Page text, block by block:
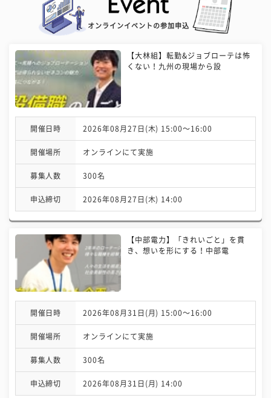
オンラインイベントの参加申込
【大林組】転勤&ジョブローテは怖
くない！九州の現場から設
開催日時 2026年08月27日(木) 15:00〜16:00
開催場所 オンラインにて実施
募集人数 300名
申込締切 2026年08月27日(木) 14:00
【中部電力】「きれいごと」を貫
き、想いを形にする！中部電
開催日時 2026年08月31日(月) 15:00〜16:00
開催場所 オンラインにて実施
募集人数 300名
申込締切 2026年08月31日(月) 14:00